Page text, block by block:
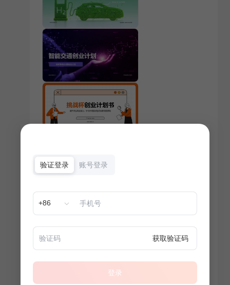
验证登录 账号登录
+86
获取验证码
登录